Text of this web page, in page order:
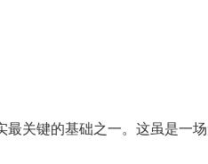
关键的基础之一。这虽是一